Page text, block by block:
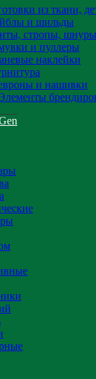
из ткани,
и шильды
стропы,
и пуллеры
наклейки
и нашивки